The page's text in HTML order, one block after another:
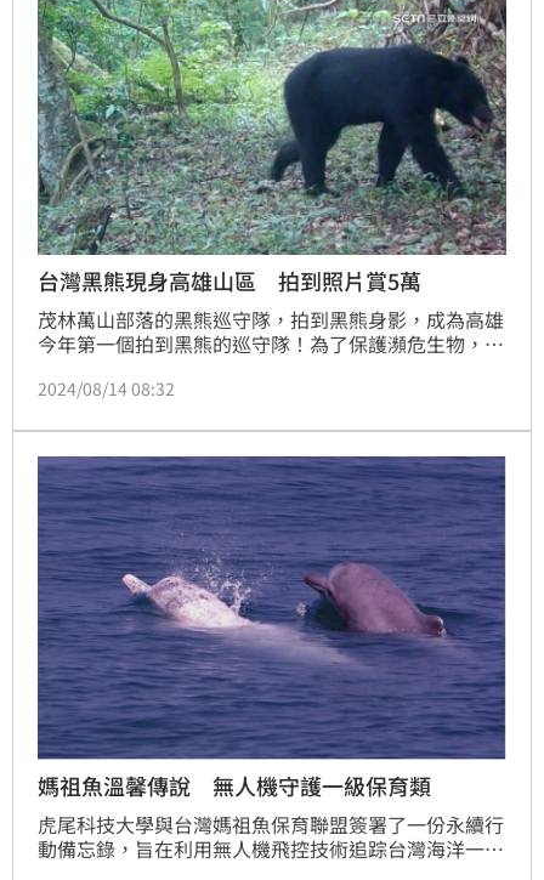
台灣黑熊現身高雄山區 拍到照片賞5萬
茂林萬山部落的黑熊巡守隊，拍到黑熊身影，成為高雄
今年第一個拍到黑熊的巡守隊！為了保護瀕危生物，林
獺也都有五萬元獎金，不過拍到黑熊獎金最多，一年可
2024/08/14 08:32
媽祖魚溫馨傳說 無人機守護一級保育類
虎尾科技大學與台灣媽祖魚保育聯盟簽署了一份永續行
動備忘錄，旨在利用無人機飛控技術追踪台灣海洋一級